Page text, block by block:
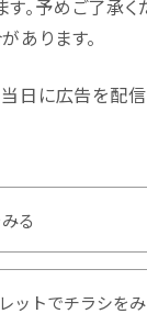
予めご了承く
あります。
に広告を配信
る
ットでチラシをみ